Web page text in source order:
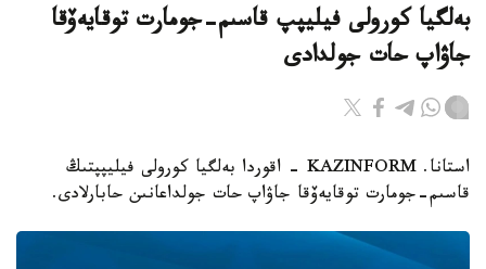
بەلگيا كورولى فيليپپ قاسىم-جومارت توقايەۆقا
جاۋاپ حات جولدادى
استانا. KAZINFORM - اقوردا بەلگيا كورولى فيليپپتىڭ
قاسىم-جومارت توقايەۆقا جاۋاپ حات جولداعانىن حابارلادى.